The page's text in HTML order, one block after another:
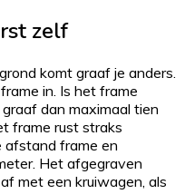
zelf
komt graaf je anders.
in. Is het frame
dan maximaal tien
frame rust straks
afstand frame en
Het afgegraven
met een kruiwagen, als